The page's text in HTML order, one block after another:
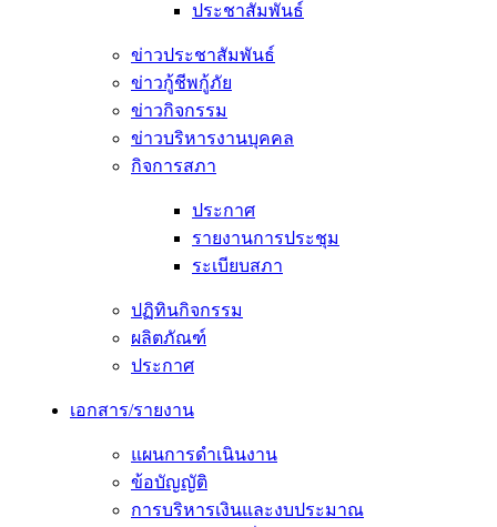
ประชาสัมพันธ์
ข่าวประชาสัมพันธ์
ข่าวกู้ชีพกู้ภัย
ข่าวกิจกรรม
ข่าวบริหารงานบุคคล
กิจการสภา
ประกาศ
รายงานการประชุม
ระเบียบสภา
ปฏิทินกิจกรรม
ผลิตภัณฑ์
ประกาศ
เอกสาร/รายงาน
แผนการดำเนินงาน
ข้อบัญญัติ
การบริหารเงินและงบประมาณ